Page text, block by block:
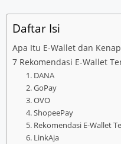
Daftar Isi
Apa Itu E-Wallet dan
7 Rekomendasi E-Wallet
1. DANA
2. GoPay
3. OVO
4. ShopeePay
5. Rekomendasi E-Wallet
6. LinkAja